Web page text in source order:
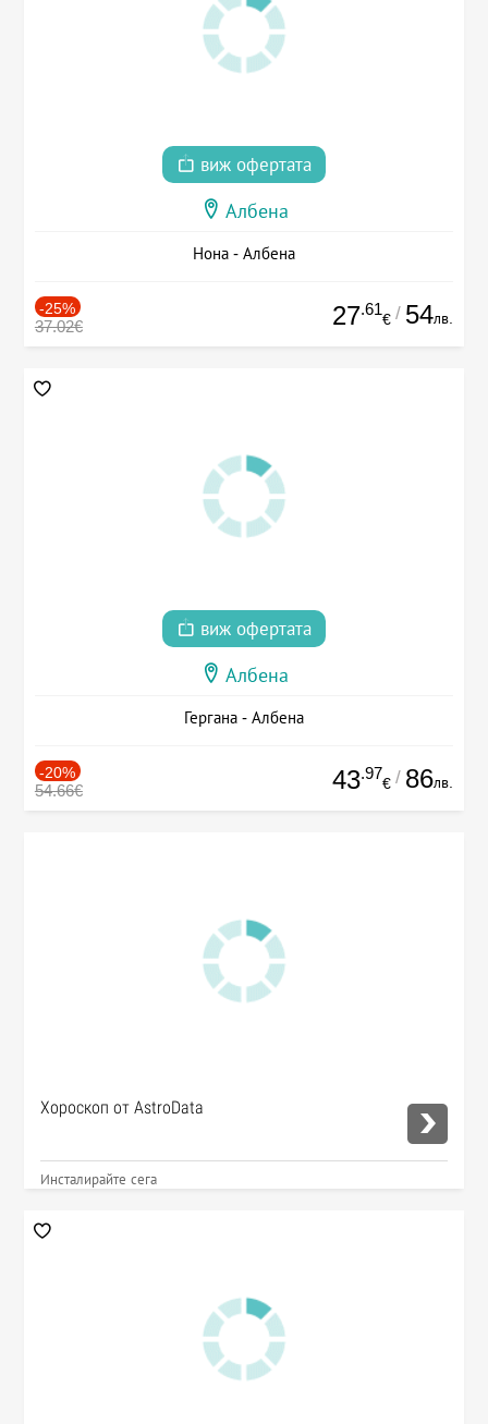
виж офертата
Албена
Нона - Албена
-25%
37.02€ 27.61
€ / 54лв.
виж офертата
Албена
Гергана - Албена
-20%
54.66€ 43.97
€ / 86лв.
Хороскоп от AstroData
Инсталирайте сега